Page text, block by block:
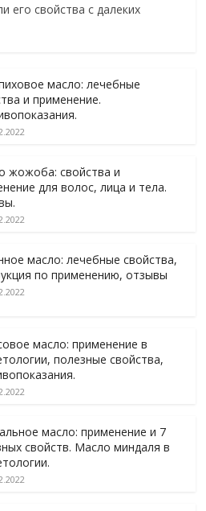
его свойства с далеких
масло: лечебные
и применение.
жожоба: свойства и
для волос, лица и тела.
масло: лечебные свойства,
по применению, отзывы
масло: применение в
полезные свойства,
масло: применение и 7
свойств. Масло миндаля в